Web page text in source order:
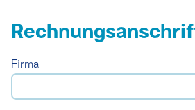
Firma